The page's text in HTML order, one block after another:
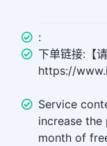
:
下单链接:【
https://
Service
increase
month of